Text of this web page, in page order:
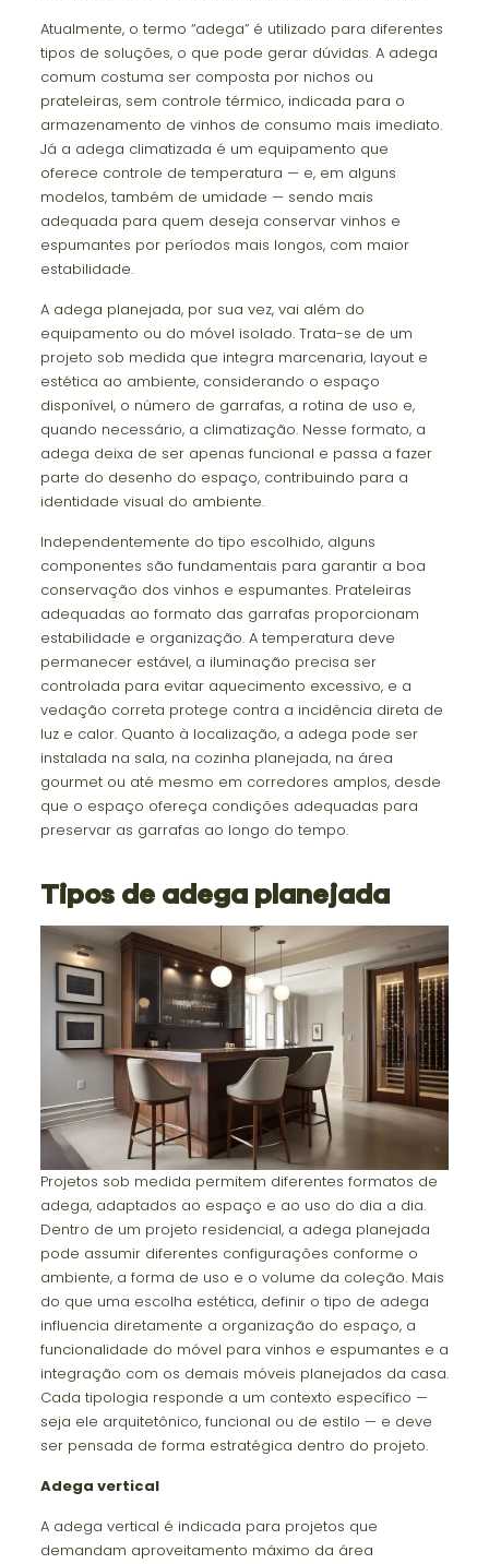
Atualmente, o termo “adega” é utilizado para diferentes
tipos de soluções, o que pode gerar dúvidas. A adega
comum costuma ser composta por nichos ou
prateleiras, sem controle térmico, indicada para o
armazenamento de vinhos de consumo mais imediato.
Já a adega climatizada é um equipamento que
oferece controle de temperatura — e, em alguns
modelos, também de umidade — sendo mais
adequada para quem deseja conservar vinhos e
espumantes por períodos mais longos, com maior
estabilidade.
A adega planejada, por sua vez, vai além do
equipamento ou do móvel isolado. Trata-se de um
projeto sob medida que integra marcenaria, layout e
estética ao ambiente, considerando o espaço
disponível, o número de garrafas, a rotina de uso e,
quando necessário, a climatização. Nesse formato, a
adega deixa de ser apenas funcional e passa a fazer
parte do desenho do espaço, contribuindo para a
identidade visual do ambiente.
Independentemente do tipo escolhido, alguns
componentes são fundamentais para garantir a boa
conservação dos vinhos e espumantes. Prateleiras
adequadas ao formato das garrafas proporcionam
estabilidade e organização. A temperatura deve
permanecer estável, a iluminação precisa ser
controlada para evitar aquecimento excessivo, e a
vedação correta protege contra a incidência direta de
luz e calor. Quanto à localização, a adega pode ser
instalada na sala, na cozinha planejada, na área
gourmet ou até mesmo em corredores amplos, desde
que o espaço ofereça condições adequadas para
preservar as garrafas ao longo do tempo.
Tipos de adega planejada
Projetos sob medida permitem diferentes formatos de
adega, adaptados ao espaço e ao uso do dia a dia.
Dentro de um projeto residencial, a adega planejada
pode assumir diferentes configurações conforme o
ambiente, a forma de uso e o volume da coleção. Mais
do que uma escolha estética, definir o tipo de adega
influencia diretamente a organização do espaço, a
funcionalidade do móvel para vinhos e espumantes e a
integração com os demais móveis planejados da casa.
Cada tipologia responde a um contexto específico —
seja ele arquitetônico, funcional ou de estilo — e deve
ser pensada de forma estratégica dentro do projeto.
Adega vertical
A adega vertical é indicada para projetos que
demandam aproveitamento máximo da área